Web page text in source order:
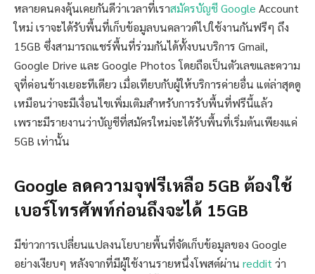
หลายคนคงคุ้นเคยกันดีว่าเวลาที่เราสมัครบัญชี Google Account
ใหม่ เราจะได้รับพื้นที่เก็บข้อมูลบนคลาวด์ไปใช้งานกันฟรีๆ ถึง
15GB ซึ่งสามารถแชร์พื้นที่ร่วมกันได้ทั้งบนบริการ Gmail,
Google Drive และ Google Photos โดยถือเป็นตัวเลขและความ
จุที่ค่อนข้างเยอะทีเดียว เมื่อเทียบกับผู้ให้บริการค่ายอื่น แต่ล่าสุดดู
เหมือนว่าจะมีเงื่อนไขเพิ่มเติมสำหรับการรับพื้นที่ฟรีนี้แล้ว
เพราะมีรายงานว่าบัญชีที่สมัครใหม่จะได้รับพื้นที่เริ่มต้นเพียงแค่
5GB เท่านั้น
Google ลดความจุฟรีเหลือ 5GB ต้องใช้
เบอร์โทรศัพท์ก่อนถึงจะได้ 15GB
มีข่าวการเปลี่ยนแปลงนโยบายพื้นที่จัดเก็บข้อมูลของ Google
อย่างเงียบๆ หลังจากที่มีผู้ใช้งานรายหนึ่งโพสต์ผ่าน redditว่า